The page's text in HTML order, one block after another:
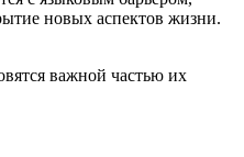
новых аспектов жизни.
важной частью их